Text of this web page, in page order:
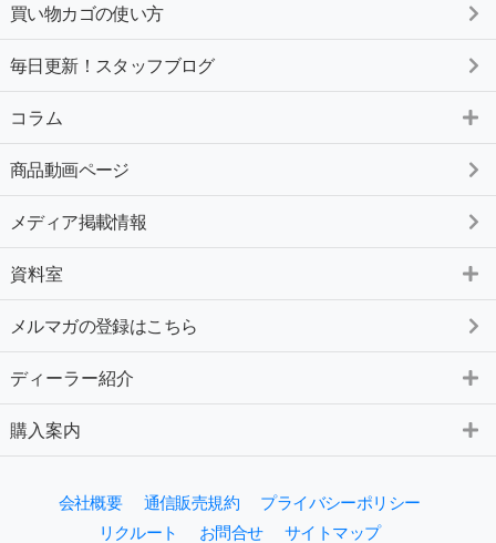
買い物カゴの使い方
毎日更新！スタッフブログ
コラム
商品動画ページ
メディア掲載情報
資料室
メルマガの登録はこちら
ディーラー紹介
購入案内
会社概要 通信販売規約
プライバシーポリシー
リクルート
お問合せ サイトマップ